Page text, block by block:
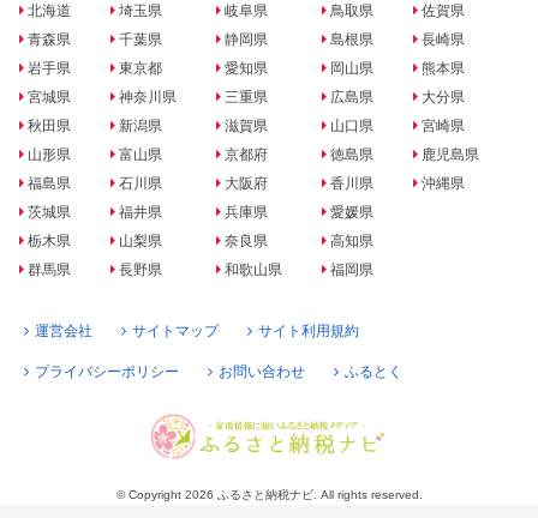
北海道
青森県
岩手県
宮城県
秋田県
山形県
福島県
茨城県
栃木県
群馬県
埼玉県
千葉県
東京都
神奈川県
新潟県
富山県
石川県
福井県
山梨県
長野県
岐阜県
静岡県
愛知県
三重県
滋賀県
京都府
大阪府
兵庫県
奈良県
和歌山県
鳥取県
島根県
岡山県
広島県
山口県
徳島県
香川県
愛媛県
高知県
福岡県
佐賀県
長崎県
熊本県
大分県
宮崎県
鹿児島県
沖縄県
運営会社 サイトマップ サイト利用規約
プライバシーポリシー お問い合わせ ふるとく
© Copyright 2026 ふるさと納税ナビ. All rights reserved.